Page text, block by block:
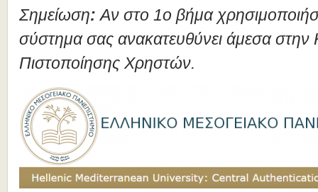
Σημείωση:Αν στο 1ο βήμα
σύστημα σας ανακατευθύνει άμεσα στην
Πιστοποίησης Χρηστών.